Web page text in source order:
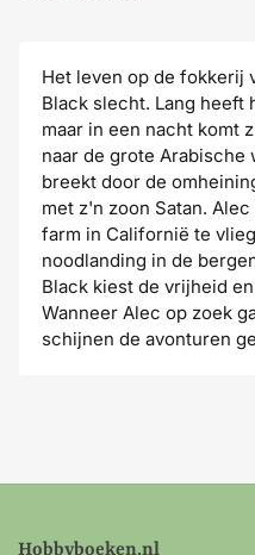
Het leven op de fokkerij
Black slecht. Lang heeft
maar in een nacht komt
naar de grote Arabische
breekt door de
met z'n zoon Satan.
farm in Californië te
noodlanding in de
Black kiest de vrijheid
Wanneer Alec op zoek
schijnen de avonturen
Hobbyboeken.nl